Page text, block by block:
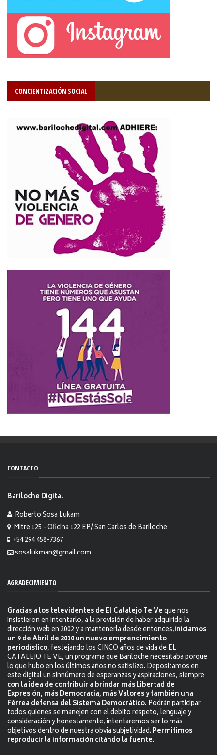
CONCIENTIZACIÓN SOCIAL
CONTACTO
Bariloche Digital
Roberto Sosa Lukam
Mitre 125 - Oficina 122 EP/ San Carlos de Bariloche
+54 294 458-7367
sosalukman@gmail.com
AGRADECIMIENTO
Gracias a los televidentes de El Catalejo Te Veque nos
insistieron en intentarlo, a la previsión de haber adquirido la
dirección web en 2002 y a mantenerla desde entonces,iniciamos
un 9 de Abril de 2010 un nuevo emprendimiento
periodístico, festejando los CINCO años de vida de EL
CATALEJO TE VE, un programa que Bariloche necesitaba porque
lo que hubo en los últimos años no satisfizo. Depositamos en
este digital un sinnúmero de esperanzas y aspiraciones, siempre
con la idea de contribuir a brindar más Libertad de
Expresión, más Democracia, más Valores y también una
Férrea defensa del Sistema Democrático. Podrán participar
todos quienes se manejen con el debito respeto, lenguaje y
consideración y honestamente, intentaremos ser lo más
objetivos dentro de nuestra obvia subjetividad. Permitimos
reproducir la información citándo la fuente.